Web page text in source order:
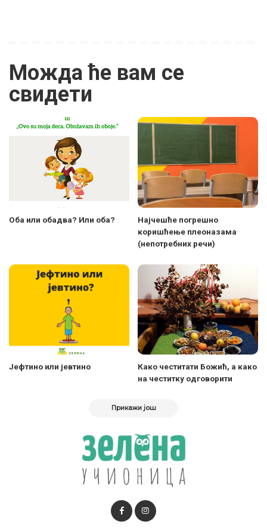
Можда ће вам се
свидети
Оба или обадва? Или оба?
Најчешће погрешно
коришћење плеоназама
(непотребних речи)
Јефтино или јевтино
Како честитати Божић, а како
на честитку одговорити
Прикажи још